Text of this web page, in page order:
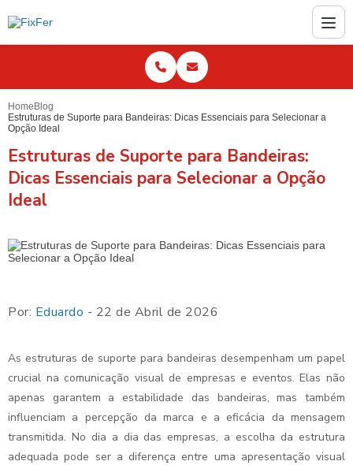
Home Blog
Estruturas de Suporte para Bandeiras: Dicas Essenciais para Selecionar a
Opção Ideal
Estruturas de Suporte para Bandeiras:
Dicas Essenciais para Selecionar a Opção
Ideal
Por: Eduardo - 22 de Abril de 2026
As estruturas de suporte para bandeiras desempenham um papel
crucial na comunicação visual de empresas e eventos. Elas não
apenas garantem a estabilidade das bandeiras, mas também
influenciam a percepção da marca e a eficácia da mensagem
transmitida. No dia a dia das empresas, a escolha da estrutura
adequada pode ser a diferença entre uma apresentação visual